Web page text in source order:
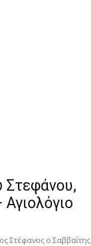
Στεφάνου,
Στέφανος ο Σαββαΐτης